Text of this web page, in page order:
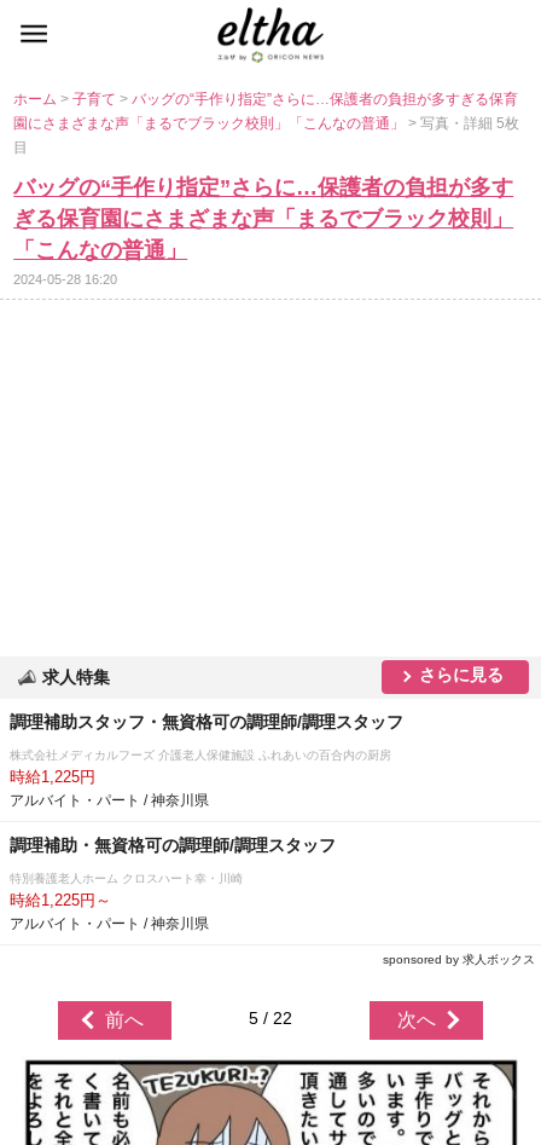
ホーム>子育て>バッグの“手作り指定”さらに…保護者の負担が多すぎる保育
園にさまざまな声「まるでブラック校則」「こんなの普通」> 写真・詳細 5枚
目
バッグの“手作り指定”さらに…保護者の負担が多す
ぎる保育園にさまざまな声「まるでブラック校則」
「こんなの普通」
2024-05-28 16:20
求人特集 さらに見る
調理補助スタッフ・無資格可の調理師/調理スタッフ
株式会社メディカルフーズ 介護老人保健施設 ふれあいの百合内の厨房
時給1,225円
アルバイト・パート / 神奈川県
調理補助・無資格可の調理師/調理スタッフ
特別養護老人ホーム クロスハート幸・川崎
時給1,225円～
アルバイト・パート / 神奈川県
sponsored by 求人ボックス
前へ 5 / 22 次へ